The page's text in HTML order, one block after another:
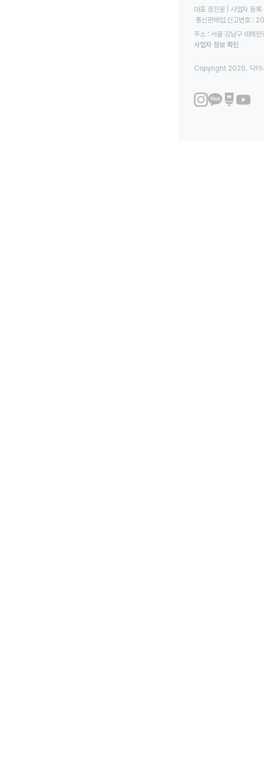
대표 정진웅 | 사업자
통신판매업 신고번호
주소 : 서울 강남구 테헤
사업자 정보 확인
Copyright 2026. 닥터